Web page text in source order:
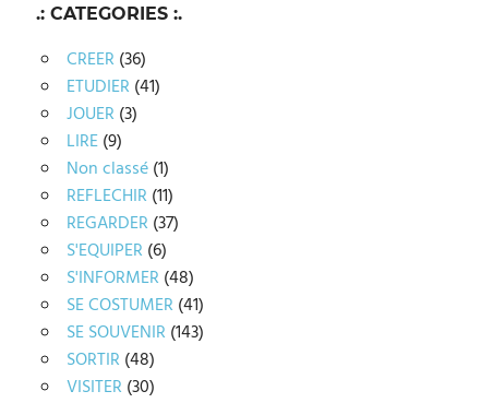
.: CATEGORIES :.
CREER (36)
ETUDIER (41)
JOUER (3)
LIRE(9)
Non classé(1)
REFLECHIR (11)
REGARDER (37)
S'EQUIPER (6)
S'INFORMER (48)
SE COSTUMER (41)
SE SOUVENIR (143)
SORTIR (48)
VISITER (30)